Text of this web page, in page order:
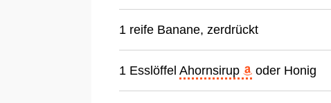
1 reife Banane, zerdrückt
1 Esslöffel Ahornsirup oder Honig